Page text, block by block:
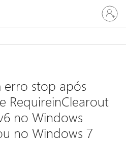
Entre
em
sua
erro stop após
RequireinClearout
no Windows
no Windows 7